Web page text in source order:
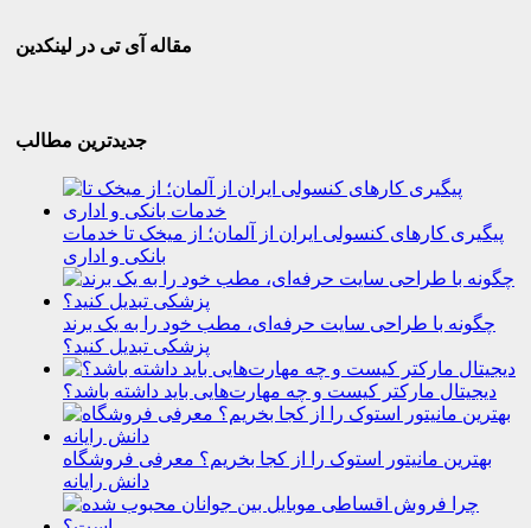
مقاله آی تی در لینکدین
جدیدترین مطالب
پیگیری کارهای کنسولی ایران از آلمان؛ از میخک تا خدمات
بانکی و اداری
چگونه با طراحی سایت حرفه‌ای، مطب خود را به یک برند
پزشکی تبدیل کنید؟
دیجیتال مارکتر کیست و چه مهارت‌هایی باید داشته باشد؟
بهترین مانیتور استوک را از کجا بخریم؟ معرفی فروشگاه
دانش رایانه